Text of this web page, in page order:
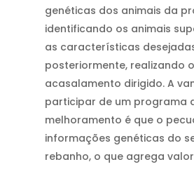
genéticas dos animais da
identificando os animais
as características
posteriormente, realizando o
acasalamento dirigido. A
participar de um programa
melhoramento é que o
informações genéticas do
rebanho, o que agrega